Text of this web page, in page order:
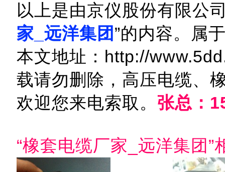
以上是由京仪股份有限公
家_远洋集团 ”的内容。属
本文地址：http://
载请勿删除，高压电缆、
欢迎您来电索取。 张总：
“橡套电缆厂家_远洋集团